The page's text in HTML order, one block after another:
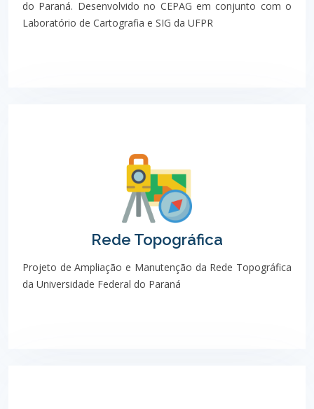
do Paraná. Desenvolvido no CEPAG em conjunto com o
Laboratório de Cartografia e SIG da UFPR
Rede Topográfica
Projeto de Ampliação e Manutenção da Rede Topográfica
da Universidade Federal do Paraná